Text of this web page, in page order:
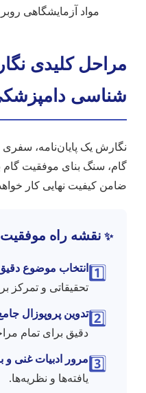
مواد آزمایشگاهی
مراحل کلیدی
شناسی
نگارش یک پایان‌نامه،
گام، سنگ بنای موفقیت
ضامن کیفیت نهایی کار
✨ نقشه راه موفقیت
1️⃣ انتخاب موضوع
تحقیقاتی و تمرکز
2️⃣تدوین پروپوزال
دقیق برای تمام
3️⃣ مرور ادبیات غنی و
یافته‌ها و نظریه‌ها.